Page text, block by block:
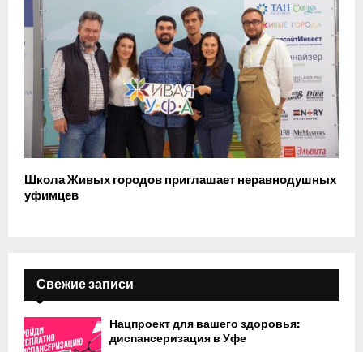
Школа Живых городов приглашает неравнодушных
уфимцев
Свежие записи
Нацпроект для вашего здоровья:
диспансеризация в Уфе